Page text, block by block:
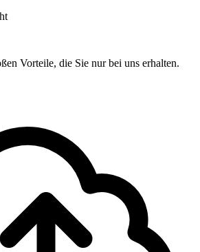
Vorteile, die Sie nur bei uns erhalten.